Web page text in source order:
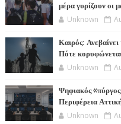
μέρα γυρίζουν οι
Unknown
Καιρός:
Πότε
Unknown
Ψηφιακός «πύργος
Περιφέρεια
Unknown